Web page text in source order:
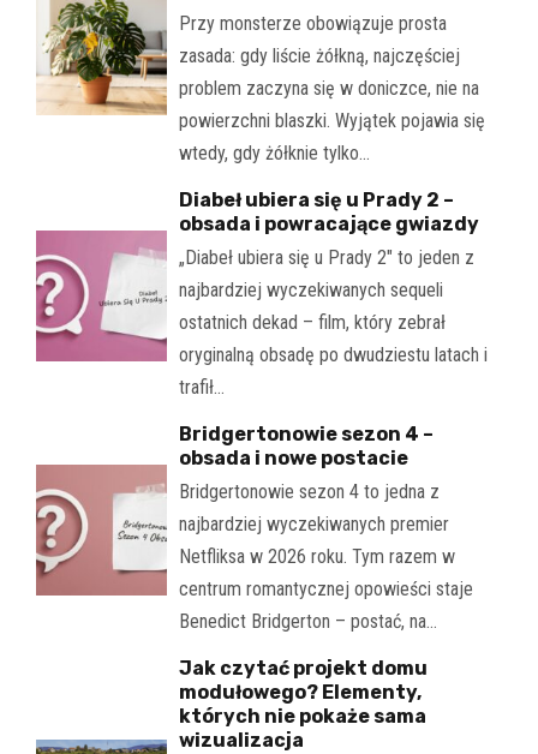
Przy monsterze obowiązuje prosta
zasada: gdy liście żółkną, najczęściej
problem zaczyna się w doniczce, nie na
powierzchni blaszki. Wyjątek pojawia się
wtedy, gdy żółknie tylko…
Diabeł ubiera się u Prady 2 –
obsada i powracające gwiazdy
„Diabeł ubiera się u Prady 2" to jeden z
najbardziej wyczekiwanych sequeli
ostatnich dekad – film, który zebrał
oryginalną obsadę po dwudziestu latach i
trafił…
Bridgertonowie sezon 4 –
obsada i nowe postacie
Bridgertonowie sezon 4 to jedna z
najbardziej wyczekiwanych premier
Netfliksa w 2026 roku. Tym razem w
centrum romantycznej opowieści staje
Benedict Bridgerton – postać, na…
Jak czytać projekt domu
modułowego? Elementy,
których nie pokaże sama
wizualizacja